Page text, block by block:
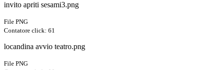
invito apriti sesami3.png
File PNG
Contatore click: 61
locandina avvio teatro.png
File PNG